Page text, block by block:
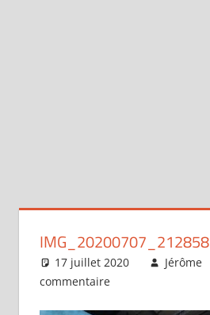
IMG_20200707_212858
17 juillet 2020 Jérôme
commentaire